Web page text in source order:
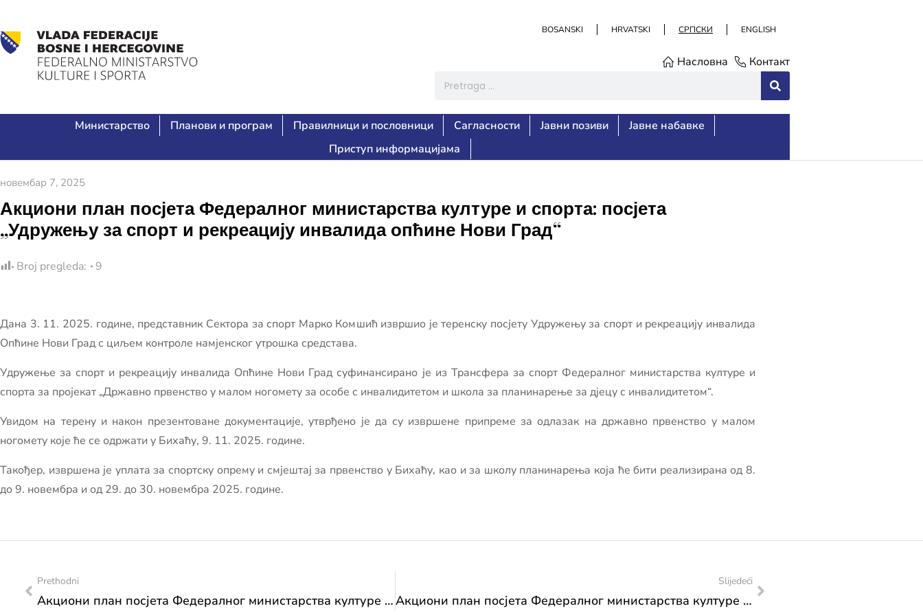
BOSANSKI HRVATSKI СРПСКИ ENGLISH
Насловна Контакт
Министарство Планови и програм Правилници и пословници Сагласности Јавни позиви
Јавне набавке
Приступ информацијама
новембар 7, 2025
Акциони план посјета Федералног министарства културе и спорта: посјета
„Удружењу за спорт и рекреацију инвалида опћине Нови Град“
Broj pregleda: 9
Дана 3. 11. 2025. године, представник Сектора за спорт Марко Комшић извршио је теренску посјету Удружењу за спорт и рекреацију инвалида
Опћине Нови Град с циљем контроле намјенског утрошка средстава.
Удружење за спорт и рекреацију инвалида Опћине Нови Град суфинансирано је из Трансфера за спорт Федералног министарства културе и
спорта за пројекат „Државно првенство у малом ногомету за особе с инвалидитетом и школа за планинарење за дјецу с инвалидитетом“.
Увидом на терену и након презентоване документације, утврђено је да су извршене припреме за одлазак на државно првенство у малом
ногомету које ће се одржати у Бихаћу, 9. 11. 2025. године.
Такођер, извршена је уплата за спортску опрему и смјештај за првенство у Бихаћу, као и за школу планинарења која ће бити реализирана од 8.
до 9. новембра и од 29. до 30. новембра 2025. године.
Prethodni
Акциони план посјета Федералног министарства културе и спорта: посјета „Удружењу пливачког клуба Нови Град“
Slijedeći
Акциони план посјета Федералног министарства културе и спорта: посјета Опшини Жепче